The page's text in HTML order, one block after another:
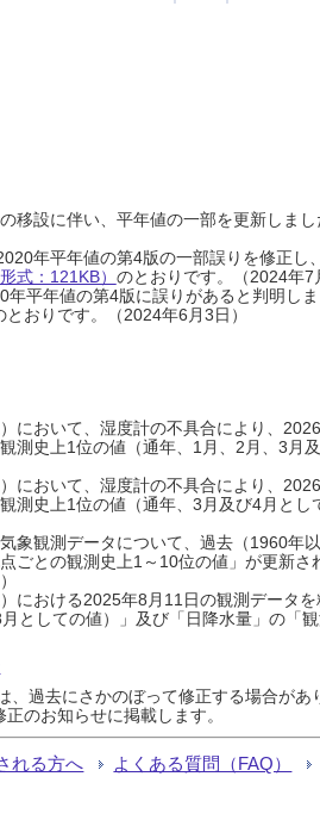
移設に伴い、平年値の一部を更新しま
年平年値の第4版の一部誤りを修正
式：121KB） のとおりです。（2024年7
平年値の第4版に誤りがあると判明し
とおりです。（2024年6月3日）
において、湿度計の不具合により、
測史上1位の値（通年、1月、2月、3月
において、湿度計の不具合により、
測史上1位の値（通年、3月及び4月と
象観測データについて、過去（1960年
ごとの観測史上1～10位の値」が更新さ
における2025年8月11日の観測データ
月としての値）」及び「日降水量」の
過去にさかのぼって修正する場合が
のお知らせに掲載します。
れる方へ よくある質問（FAQ）